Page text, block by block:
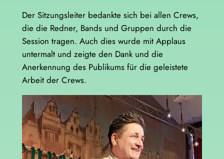
Der Sitzungsleiter bedankte sich bei allen Crews,
die die Redner, Bands und Gruppen durch die
Session tragen. Auch dies wurde mit Applaus
untermalt und zeigte den Dank und die
Anerkennung des Publikums für die geleistete
Arbeit der Crews.